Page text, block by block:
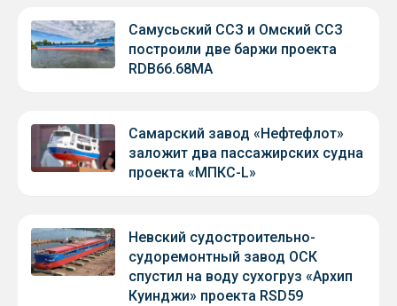
Самусьский ССЗ и Омский ССЗ
построили две баржи проекта
RDB66.68МА
Самарский завод «Нефтефлот»
заложит два пассажирских судна
проекта «МПКС-L»
Невский судостроительно-
судоремонтный завод ОСК
спустил на воду сухогруз «Архип
Куинджи» проекта RSD59